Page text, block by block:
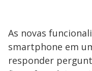
As novas
smartphone em
responder